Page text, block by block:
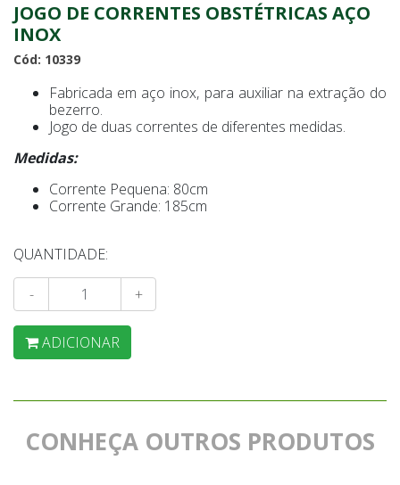
JOGO DE CORRENTES OBSTÉTRICAS AÇO
INOX
Cód: 10339
Fabricada em aço inox, para auxiliar na extração do
bezerro.
Jogo de duas correntes de diferentes medidas.
Medidas:
Corrente Pequena: 80cm
Corrente Grande: 185cm
QUANTIDADE:
- +
ADICIONAR
CONHEÇA OUTROS PRODUTOS